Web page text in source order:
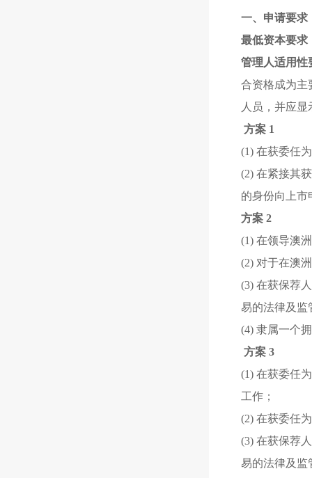
一、申请要求
最低资本要求
管理人适用性
合资格成为主
人员，并应
方案 1
(1) 在获委任
(2) 在紧接其
的身份向上市
方案 2
(1) 在领导澳
(2) 对于在澳
(3) 在获保荐
易的法律及监
(4) 隶属一个
方案 3
(1) 在获委任
工作；
(2) 在获委任
(3) 在获保荐
易的法律及监